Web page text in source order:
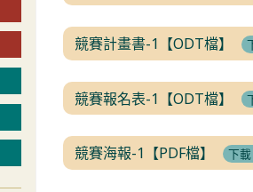
競賽計畫書-1【ODT檔】
競賽報名表-1【ODT檔】
競賽海報-1【PDF檔】 下載